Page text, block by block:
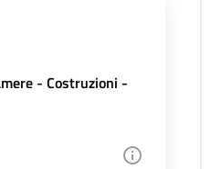
- Costruzioni -